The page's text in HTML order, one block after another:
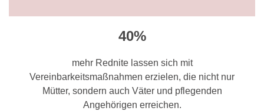
40%
mehr Rednite lassen sich mit
Vereinbarkeitsmaßnahmen erzielen, die nicht nur
Mütter, sondern auch Väter und pflegenden
Angehörigen erreichen.